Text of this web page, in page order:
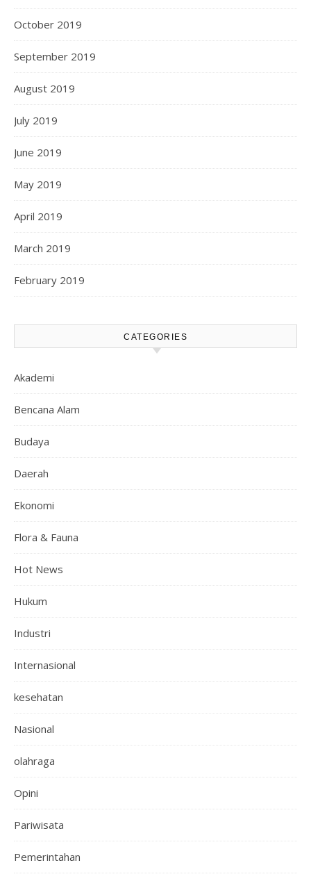
October 2019
September 2019
August 2019
July 2019
June 2019
May 2019
April 2019
March 2019
February 2019
CATEGORIES
Akademi
Bencana Alam
Budaya
Daerah
Ekonomi
Flora & Fauna
Hot News
Hukum
Industri
Internasional
kesehatan
Nasional
olahraga
Opini
Pariwisata
Pemerintahan